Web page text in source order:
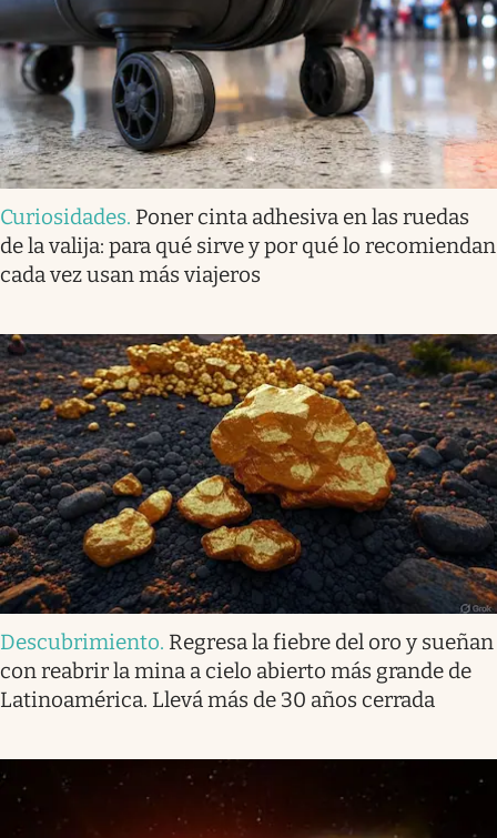
Curiosidades. Poner cinta adhesiva en las ruedas
de la valija: para qué sirve y por qué lo recomiendan
cada vez usan más viajeros
Descubrimiento. Regresa la fiebre del oro y sueñan
con reabrir la mina a cielo abierto más grande de
Latinoamérica. Llevá más de 30 años cerrada